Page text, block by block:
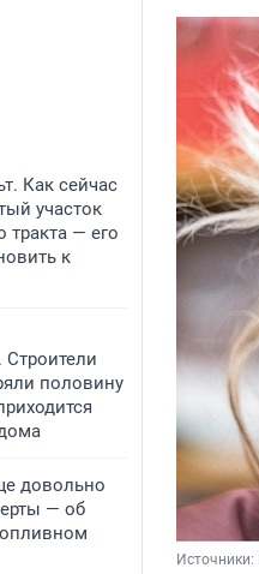
Как сейчас
участок
тракта — его
к
Строители
половину
довольно
— об
Источники: